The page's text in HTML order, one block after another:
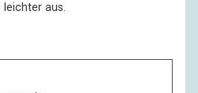
aus.